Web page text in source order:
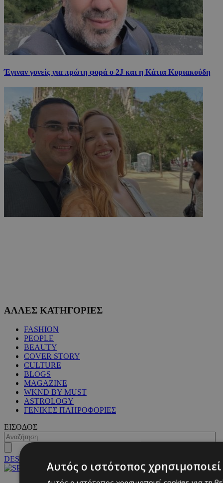
Έγιναν γονείς για πρώτη φορά ο 2J και η Κάτια Κυριακούδη
ΑΛΛΕΣ ΚΑΤΗΓΟΡΙΕΣ
FASHION
PEOPLE
BEAUTY
COVER STORY
CULTURE
BLOGS
MAGAZINE
WKND BY MUST
ASTROLOGY
ΓΕΝΙΚΕΣ ΠΛΗΡΟΦΟΡΙΕΣ
ΕΙΣΟΔΟΣ
DESKTOP
Αυτός ο ιστότοπος